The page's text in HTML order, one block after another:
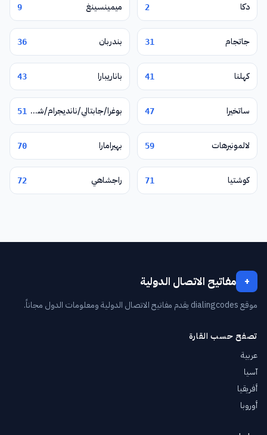
دكا 2 ميمينسينغ 9
جاتجام 31 بندربان 36
كهلنا 41 باناريبارا 43
ساتخيرا 47 بوغرا/جابتالي/نانديجرام/شيربور 51
لالمونيرهات 59 بهيرامارا 70
كوشتيا 71 راجشاهي 72
+ مفاتيح الاتصال الدولية
موقع dialingcodes يقدم مفاتيح الاتصال الدولية ومعلومات الدول مجاناً.
تصفح حسب القارة
عربية
آسيا
أفريقيا
أوروبا